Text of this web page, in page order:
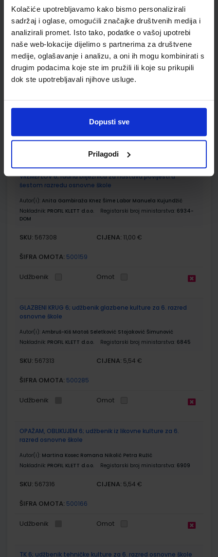
Kolačiće upotrebljavamo kako bismo personalizirali
sadržaj i oglase, omogućili značajke društvenih medija i
analizirali promet. Isto tako, podatke o vašoj upotrebi
naše web-lokacije dijelimo s partnerima za društvene
medije, oglašavanje i analizu, a oni ih mogu kombinirati s
drugim podacima koje ste im pružili ili koje su prikupili
dok ste upotrebljavali njihove usluge.
Dopusti sve
Prilagodi
Udžbenik Omot
VREMEPLOV 6; udžbenik povijesti za šesti razred osnovne
škole
Autor(i):Gambiraža Knez Hajdarović Kujundžić Labor
SKU:567307 CIJENA:11,08 €
VREMEPLOV 6; radna bilježnica za nastavu povijesti u
šestom razredu osnovne škole
Autor(i): Anita Gambiraža Knez Šime Labor Manuela Kujundžić
Nakladnik: PROFIL KLETT d.o.o. Registarski broj ministarstva: 6934-
DOM
SKU: 567308 CIJENA: 11,00 €
ŠIFRA OMOTA: 500159
Udžbenik Omot
GLAZBENI KRUG 6; udžbenik glazbene kulture za 6. razred
osnovne škole
Autor(i): Ambruš-Kiš Matoš Seletković Stojaković Šimunović
Nakladnik: PROFIL KLETT d.o.o. Registarski broj ministarstva: 6845
SKU: 567313 CIJENA: 5,54 €
ŠIFRA OMOTA: 500285
Udžbenik Omot
OPAŽAM, OBLIKUJEM 6; udžbenik iz likovne kulture za 6.
razred osnovne škole
Autor(i): Martina Kosec Romana Nikolić Petra Ružić
Nakladnik: PROFIL KLETT d.o.o. Registarski broj ministarstva: 6909
SKU: 567316 CIJENA: 5,54 €
ŠIFRA OMOTA: 500166
Udžbenik Omot
TK 6; udžbenik tehničke kulture za 6. razred osnovne škole